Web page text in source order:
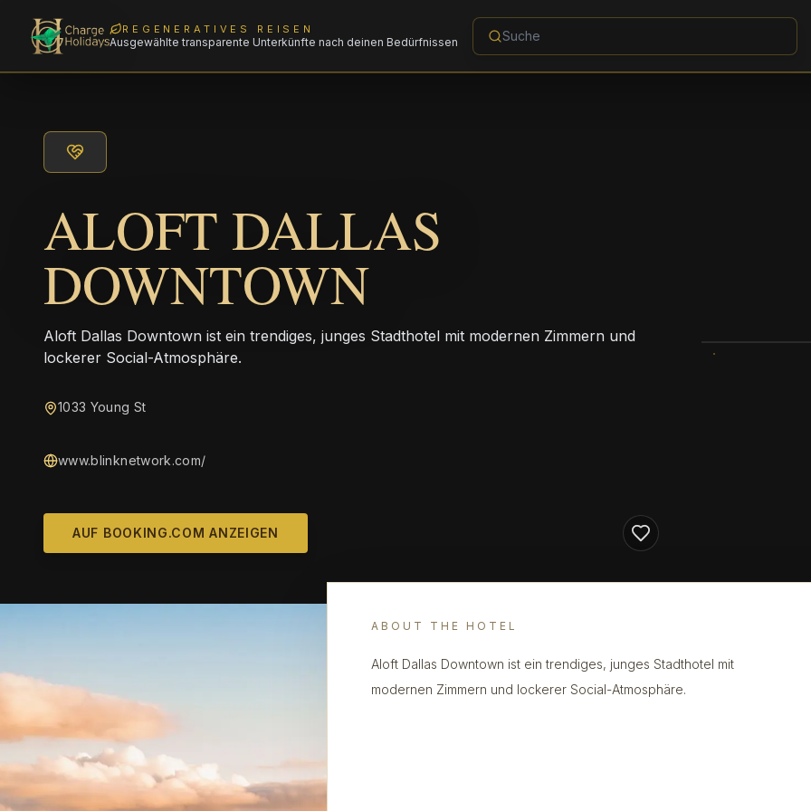
REGENERATIVES REISEN
Ausgewählte transparente Unterkünfte nach deinen Bedürfnissen
ALOFT DALLAS
DOWNTOWN
Aloft Dallas Downtown ist ein trendiges, junges Stadthotel mit modernen Zimmern und
lockerer Social-Atmosphäre.
1033 Young St
www.blinknetwork.com/
AUF BOOKING.COM ANZEIGEN
ABOUT THE HOTEL
Aloft Dallas Downtown ist ein trendiges, junges Stadthotel mit
modernen Zimmern und lockerer Social-Atmosphäre.